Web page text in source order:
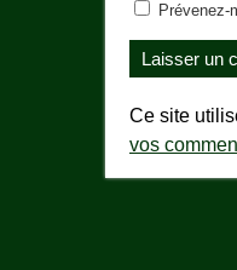
Prévenez-
Ce site
vos